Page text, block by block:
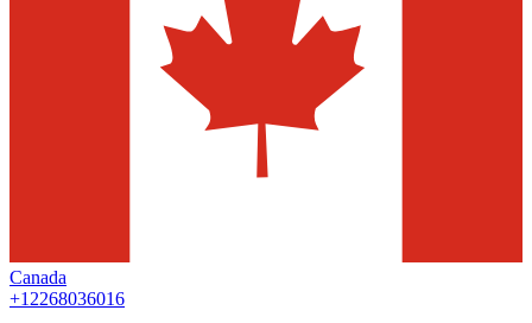
Canada
+12268036016